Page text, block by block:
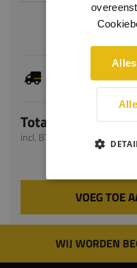
Dit artikel is
bedraagt 1-3
Totaal
incl. BTW
VOEG TOE
WIJ WORDEN